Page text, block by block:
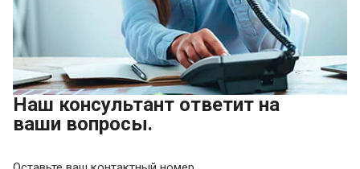
Наш консультант ответит на
ваши вопросы.